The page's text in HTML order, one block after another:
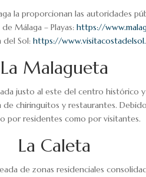
la proporcionan las autoridades
Málaga – Playas: https://
del Sol: https://
La Malagueta
justo al este del centro histórico
chiringuitos y restaurantes.
por residentes como por visitantes.
La Caleta
de zonas residenciales